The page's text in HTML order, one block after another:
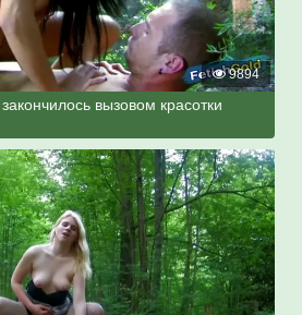
9894
вызовом красотки